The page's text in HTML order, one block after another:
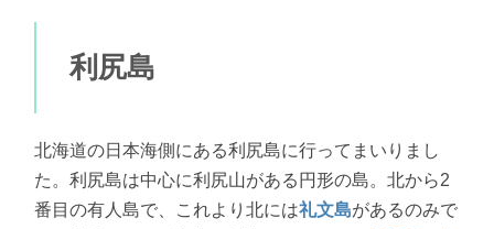
利尻島
北海道の日本海側にある利尻島に行ってまいりまし
た。利尻島は中心に利尻山がある円形の島。北から2
番目の有人島で、これより北には礼文島があるのみで